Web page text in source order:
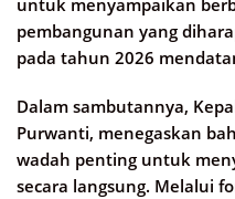
pembangunan yang
pada tahun 2026
Dalam sambutannya,
Purwanti, menegaskan
wadah penting untuk
secara langsung. Melalui